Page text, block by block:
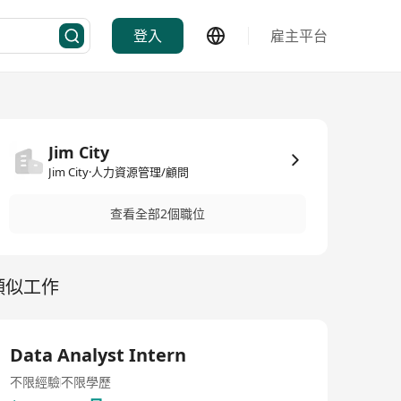
登入 雇主平台
Jim City
Jim City·人力資源管理/顧問
查看全部2個職位
似工作
Data Analyst Intern
不限經驗不限學歷